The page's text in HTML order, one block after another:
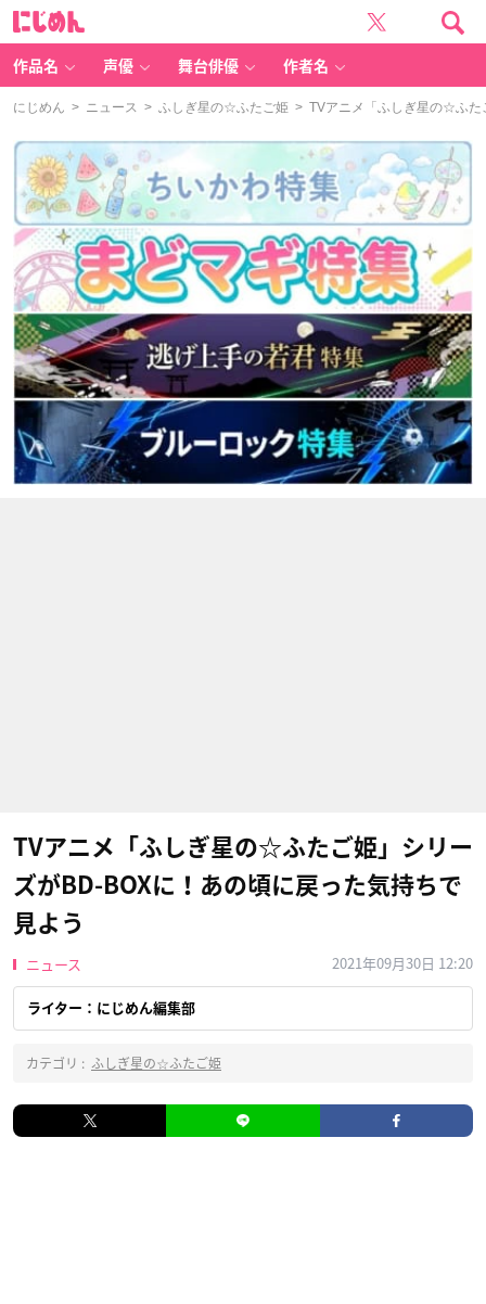
作品名 声優 舞台俳優 作者名
にじめん > ニュース > ふしぎ星の☆ふたご姫 > TVアニメ「ふしぎ星の☆ふた
TVアニメ「ふしぎ星の☆ふたご姫」シリー
ズがBD-BOXに！あの頃に戻った気持ちで
見よう
ニュース 2021年09月30日 12:20
ライター：にじめん編集部
カテゴリ : ふしぎ星の☆ふたご姫